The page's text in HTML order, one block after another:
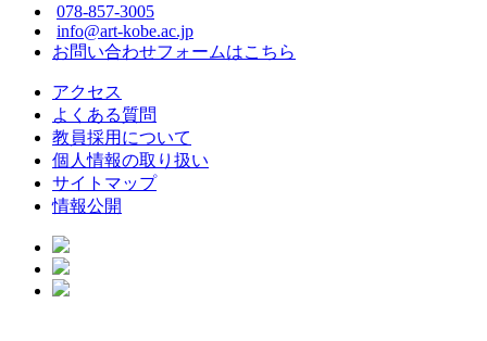
078-857-3005
info@art-kobe.ac.jp
お問い合わせフォームはこちら
アクセス
よくある質問
教員採用について
個人情報の取り扱い
サイトマップ
情報公開